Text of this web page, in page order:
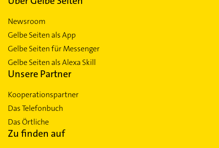
Newsroom
Gelbe Seiten als App
Gelbe Seiten für Messenger
Gelbe Seiten als Alexa Skill
Unsere Partner
Kooperationspartner
Das Telefonbuch
Das Örtliche
Zu finden auf